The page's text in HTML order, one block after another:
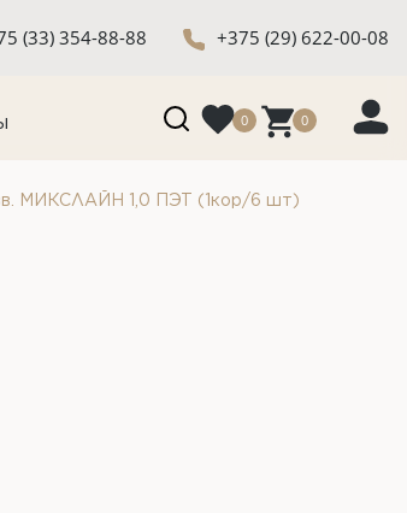
(33) 354-88-88 +375 (29) 622-00-08
0 0
МИКСЛАЙН 1,0 ПЭТ (1кор/6 шт)